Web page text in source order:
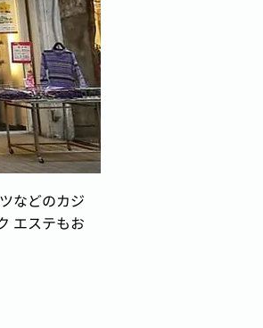
などのカジ
エステもお